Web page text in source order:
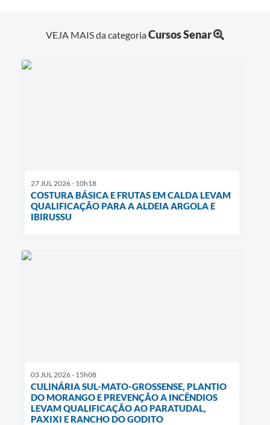
VEJA MAIS da categoriaCursos Senar
27 JUL 2026 - 10h18
COSTURA BÁSICA E FRUTAS EM CALDA LEVAM
QUALIFICAÇÃO PARA A ALDEIA ARGOLA E
IBIRUSSU
03 JUL 2026 - 15h08
CULINÁRIA SUL-MATO-GROSSENSE, PLANTIO
DO MORANGO E PREVENÇÃO A INCÊNDIOS
LEVAM QUALIFICAÇÃO AO PARATUDAL,
PAXIXI E RANCHO DO GODITO